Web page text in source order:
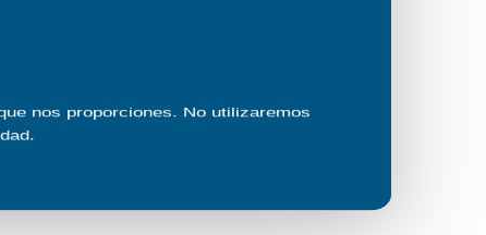
nos proporciones. No utilizaremos
.